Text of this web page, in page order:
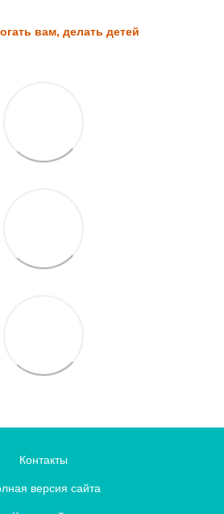
вам, делать детей
Контакты
версия сайта